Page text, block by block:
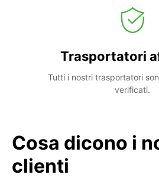
Trasportatori
Tutti i nostri trasportatori
verificati.
Cosa dicono i
clienti